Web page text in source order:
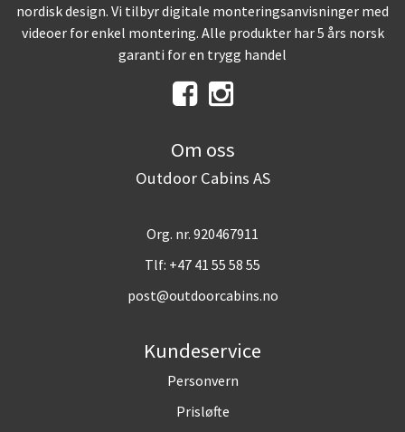
nordisk design. Vi tilbyr digitale monteringsanvisninger med
videoer for enkel montering. Alle produkter har 5 års norsk
garanti for en trygg handel
Om oss
Outdoor Cabins AS
Org. nr. 920467911
Tlf: +47 41 55 58 55
post@outdoorcabins.no
Kundeservice
Personvern
Prisløfte